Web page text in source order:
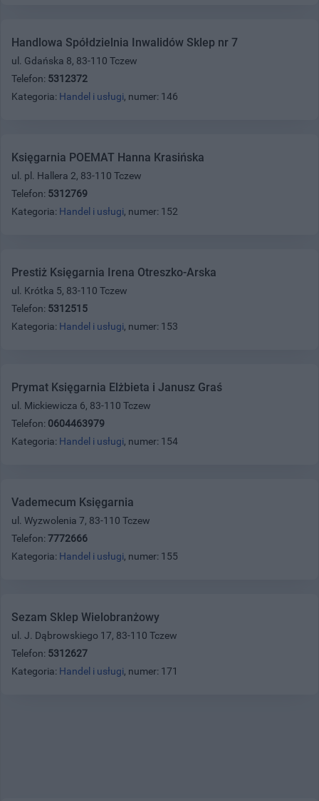
Handlowa Spółdzielnia Inwalidów Sklep nr 7
ul. Gdańska 8, 83-110 Tczew
Telefon: 5312372
Kategoria: Handel i usługi, numer: 146
Księgarnia POEMAT Hanna Krasińska
ul. pl. Hallera 2, 83-110 Tczew
Telefon: 5312769
Kategoria: Handel i usługi, numer: 152
Prestiż Księgarnia Irena Otreszko-Arska
ul. Krótka 5, 83-110 Tczew
Telefon: 5312515
Kategoria: Handel i usługi, numer: 153
Prymat Księgarnia Elżbieta i Janusz Graś
ul. Mickiewicza 6, 83-110 Tczew
Telefon: 0604463979
Kategoria: Handel i usługi, numer: 154
Vademecum Księgarnia
ul. Wyzwolenia 7, 83-110 Tczew
Telefon: 7772666
Kategoria: Handel i usługi, numer: 155
Sezam Sklep Wielobranżowy
ul. J. Dąbrowskiego 17, 83-110 Tczew
Telefon: 5312627
Kategoria: Handel i usługi, numer: 171